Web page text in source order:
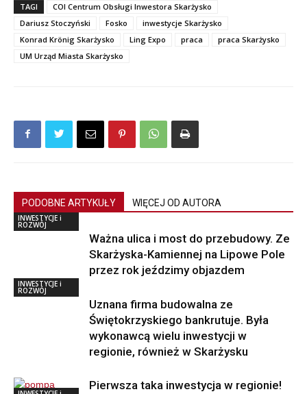
TAGI
COI Centrum Obsługi Inwestora Skarżysko
Dariusz Stoczyński
Fosko
inwestycje Skarżysko
Konrad Krönig Skarżysko
Ling Expo praca
praca Skarżysko
UM Urząd Miasta Skarżysko
PODOBNE ARTYKUŁY WIĘCEJ OD AUTORA
INWESTYCJE i
ROZWÓJ
Ważna ulica i most do przebudowy. Ze
Skarżyska-Kamiennej na Lipowe Pole
przez rok jeździmy objazdem
INWESTYCJE i
ROZWÓJ
Uznana firma budowalna ze
Świętokrzyskiego bankrutuje. Była
wykonawcą wielu inwestycji w
regionie, również w Skarżysku
Pierwsza taka inwestycja w regionie!